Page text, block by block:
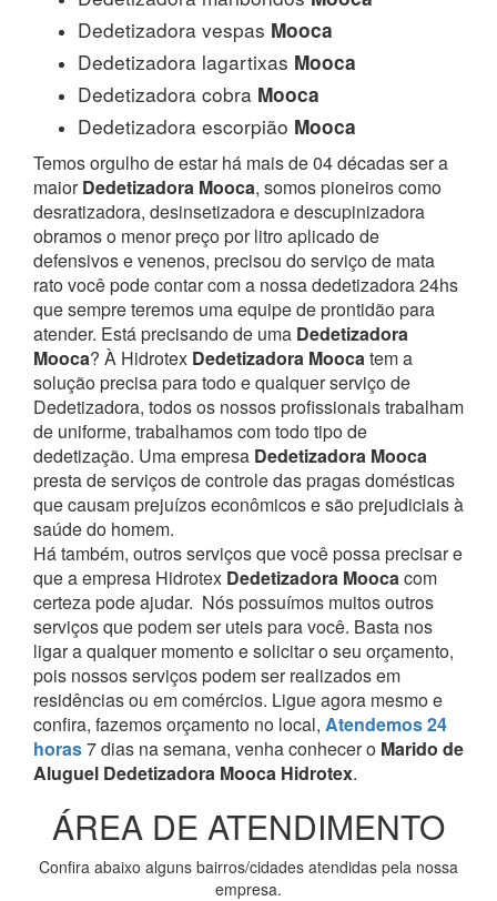
Dedetizadora vespas Mooca
Dedetizadora lagartixas Mooca
Dedetizadora cobra Mooca
Dedetizadora escorpião Mooca
Temos orgulho de estar há mais de 04 décadas ser a
maiorDedetizadora Mooca, somos pioneiros como
desratizadora, desinsetizadora e descupinizadora
obramos o menor preço por litro aplicado de
defensivos e venenos, precisou do serviço de mata
rato você pode contar com a nossa dedetizadora 24hs
que sempre teremos uma equipe de prontidão para
atender. Está precisando de uma Dedetizadora
Mooca? À Hidrotex Dedetizadora Moocatem a
solução precisa para todo e qualquer serviço de
Dedetizadora, todos os nossos profissionais trabalham
de uniforme, trabalhamos com todo tipo de
dedetização. Uma empresa Dedetizadora Mooca
presta de serviços de controle das pragas domésticas
que causam prejuízos econômicos e são prejudiciais à
saúde do homem.
Há também, outros serviços que você possa precisar e
que a empresa Hidrotex Dedetizadora Moocacom
certeza pode ajudar. Nós possuímos muitos outros
serviços que podem ser uteis para você. Basta nos
ligar a qualquer momento e solicitar o seu orçamento,
pois nossos serviços podem ser realizados em
residências ou em comércios. Ligue agora mesmo e
confira, fazemos orçamento no local, Atendemos 24
horas7 dias na semana, venha conhecer o Marido de
Aluguel Dedetizadora Mooca Hidrotex.
ÁREA DE ATENDIMENTO
Confira abaixo alguns bairros/cidades atendidas pela nossa
empresa.